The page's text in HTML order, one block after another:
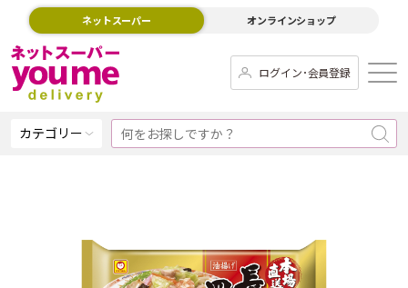
ネットスーパー オンラインショップ
ログイン･会員登録
カテゴリー